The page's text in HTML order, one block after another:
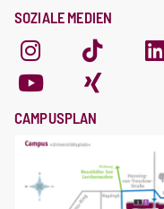
SOZIALE MEDIEN
CAMPUSPLAN